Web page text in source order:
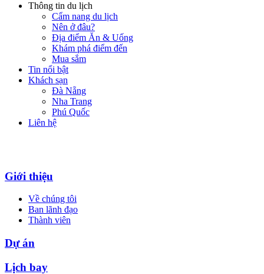
Thông tin du lịch
Cẩm nang du lịch
Nên ở đâu?
Địa điểm Ăn & Uống
Khám phá điểm đến
Mua sắm
Tin nổi bật
Khách sạn
Đà Nẵng
Nha Trang
Phú Quốc
Liên hệ
Giới thiệu
Về chúng tôi
Ban lãnh đạo
Thành viên
Dự án
Lịch bay